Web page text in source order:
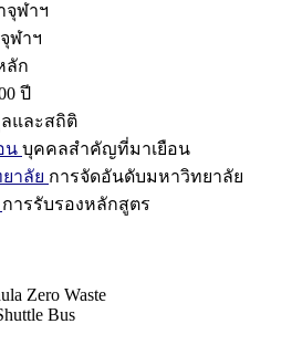
จุฬาฯ
ฬาฯ
ลัก
ปี
และสถิติ
น บุคคลสำคัญที่มาเยือน
าลัย การจัดอันดับมหาวิทยาลัย
การรับรองหลักสูตร
Zero Waste
Bus